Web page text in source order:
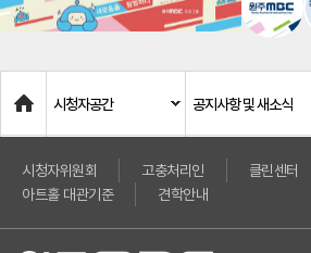
Home
시청자공간 공지사항 및 새소식
시청자위원회 고충처리인 클린센터
아트홀 대관기준
견학안내